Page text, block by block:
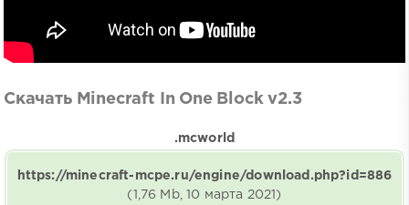
Скачать Minecraft In One Block v2.3
.mcworld
https://minecraft-mcpe.ru/engine/download.php?id=886
(1,76 Mb, 10 марта 2021)